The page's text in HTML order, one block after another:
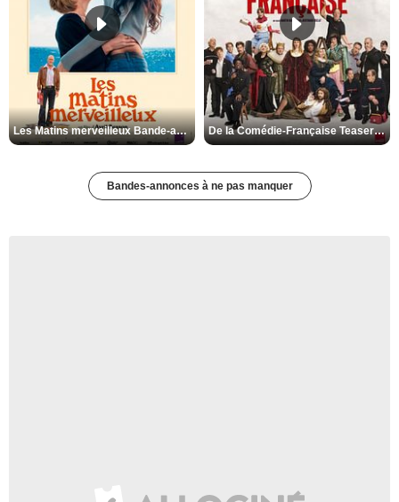
Les Matins merveilleux Bande-annonce VF De la Comédie-Française Teaser VF
Bandes-annonces à ne pas manquer